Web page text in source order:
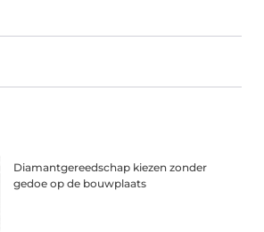
Diamantgereedschap kiezen zonder
gedoe op de bouwplaats